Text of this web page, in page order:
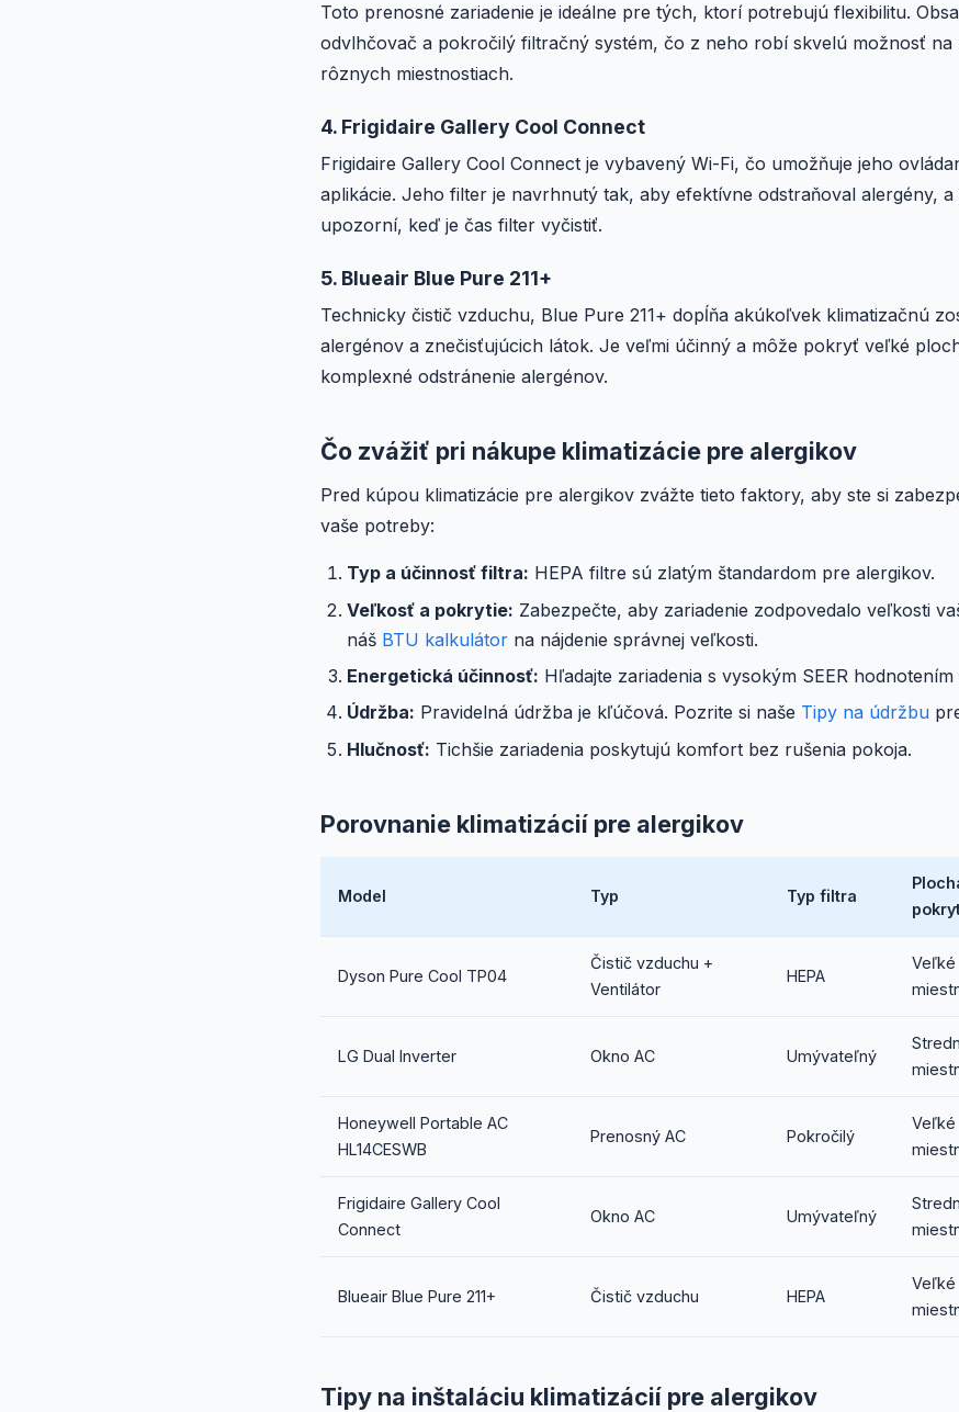
Toto prenosné zariadenie je ideálne pre tých, ktorí potrebujú flexibilitu.
odvlhčovač a pokročilý filtračný systém, čo z neho robí skvelú možnosť na
rôznych miestnostiach.
4. Frigidaire Gallery Cool Connect
Frigidaire Gallery Cool Connect je vybavený Wi-Fi, čo umožňuje jeho
aplikácie. Jeho filter je navrhnutý tak, aby efektívne odstraňoval alergény, a
upozorní, keď je čas filter vyčistiť.
5. Blueair Blue Pure 211+
Technicky čistič vzduchu, Blue Pure 211+ dopĺňa akúkoľvek klimatizačnú
alergénov a znečisťujúcich látok. Je veľmi účinný a môže pokryť veľké
komplexné odstránenie alergénov.
Čo zvážiť pri nákupe klimatizácie pre alergikov
Pred kúpou klimatizácie pre alergikov zvážte tieto faktory, aby ste si
vaše potreby:
Typ a účinnosť filtra: HEPA filtre sú zlatým štandardom pre alergikov.
Veľkosť a pokrytie: Zabezpečte, aby zariadenie zodpovedalo veľkosti
náš BTU kalkulátor na nájdenie správnej veľkosti.
Energetická účinnosť: Hľadajte zariadenia s vysokým SEER
Údržba: Pravidelná údržba je kľúčová. Pozrite si naše Tipy na údržbu
Hlučnosť: Tichšie zariadenia poskytujú komfort bez rušenia pokoja.
Porovnanie klimatizácií pre alergikov
Model Typ Typ filtra
Dyson Pure Cool TP04
Čistič vzduchu +
Ventilátor
HEPA
Veľké
LG Dual Inverter Okno AC Umývateľný
Honeywell Portable AC
HL14CESWB
Prenosný AC Pokročilý
Veľké
Frigidaire Gallery Cool
Connect
Okno AC Umývateľný
Blueair Blue Pure 211+ Čistič vzduchu HEPA
Veľké
Tipy na inštaláciu klimatizácií pre alergikov